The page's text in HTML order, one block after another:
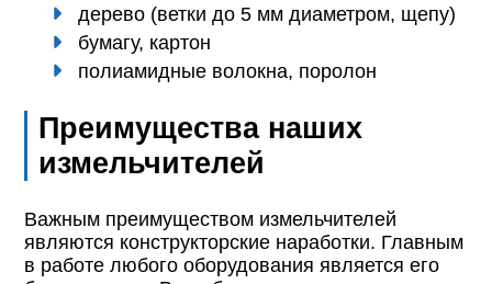
дерево (ветки до 5 мм диаметром, щепу)
бумагу, картон
полиамидные волокна, поролон
Преимущества наших
измельчителей
Важным преимуществом измельчителей
являются конструкторские наработки. Главным
в работе любого оборудования является его